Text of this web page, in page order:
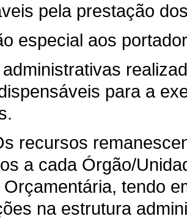
pela prestação
especial aos
para a
recursos
a cada Órgão/
tendo
na estrutura